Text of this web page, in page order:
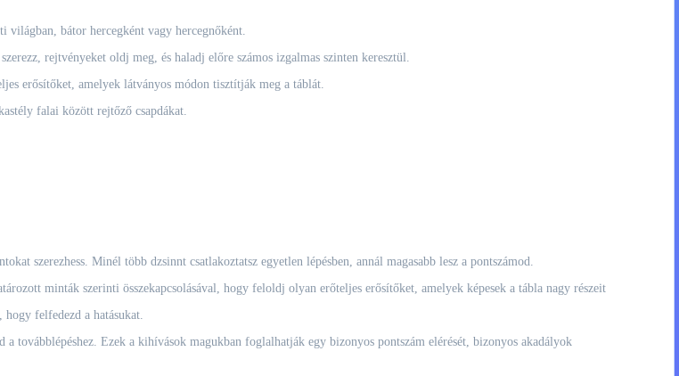
világban, bátor hercegként vagy hercegnőként.
rejtvényeket oldj meg, és haladj előre számos izgalmas szinten keresztül.
erősítőket, amelyek látványos módon tisztítják meg a táblát.
falai között rejtőző csapdákat.
szerezhess. Minél több dzsinnt csatlakoztatsz egyetlen lépésben, annál magasabb lesz a pontszámod.
minták szerinti összekapcsolásával, hogy feloldj olyan erőteljes erősítőket, amelyek képesek a tábla nagy részeit
felfedezd a hatásukat.
továbblépéshez. Ezek a kihívások magukban foglalhatják egy bizonyos pontszám elérését, bizonyos akadályok